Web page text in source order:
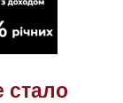
стало